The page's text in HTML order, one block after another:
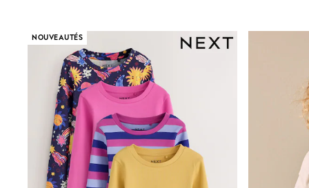
All Occasionwear
All Partywear
Wedding
Dresses
Shoes
Cardigans
Skirts
Shop all
Shop All
Disney
Marvel
Paw Patrol
NOUVEAUTÉS